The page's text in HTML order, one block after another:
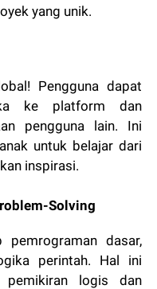
yang unik.
Pengguna dapat
ke platform dan
pengguna lain. Ini
untuk belajar dari
inspirasi.
Solving
pemrograman dasar,
perintah. Hal ini
pemikiran logis dan